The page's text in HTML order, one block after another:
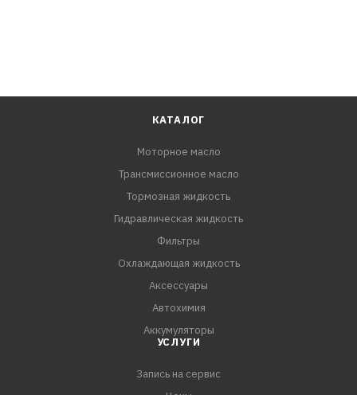
КАТАЛОГ
Моторное масло
Трансмиссионное масло
Тормозная жидкость
Гидравлическая жидкость
Фильтры
Охлаждающая жидкость
Аксессуары
Автохимия
Аккумуляторы
УСЛУГИ
Запись на сервис